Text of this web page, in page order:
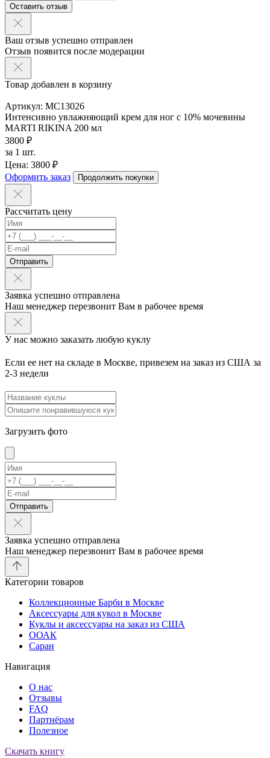
Оставить отзыв
Ваш отзыв успешно отправлен
Отзыв появится после модерации
Товар добавлен в корзину
Артикул: MC13026
Интенсивно увлажняющий крем для ног с 10% мочевины
MARTI RIKINA 200 мл
3800 ₽
за 1 шт.
Цена: 3800 ₽
Оформить заказ
Продолжить покупки
Рассчитать цену
Отправить
Заявка успешно отправлена
Наш менеджер перезвонит Вам в рабочее время
У нас можно заказать любую куклу
Если ее нет на складе в Москве, привезем на заказ из США за
2-3 недели
Загрузить фото
Отправить
Заявка успешно отправлена
Наш менеджер перезвонит Вам в рабочее время
Категории товаров
Коллекционные Барби в Москве
Аксессуары для кукол в Москве
Куклы и аксессуары на заказ из США
ООАК
Саран
Навигация
О нас
Отзывы
FAQ
Партнёрам
Полезное
Скачать книгу